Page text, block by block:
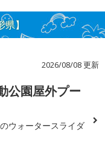
】
2026/08/08 更新
公園屋外プー
ウォータースライダ